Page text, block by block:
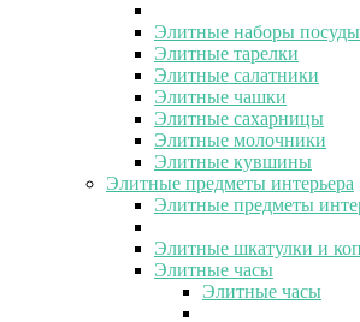
Элитные наборы посуды
Элитные тарелки
Элитные салатники
Элитные чашки
Элитные сахарницы
Элитные молочники
Элитные кувшины
Элитные предметы интерьера
Элитные предметы
Элитные шкатулки и
Элитные часы
Элитные часы